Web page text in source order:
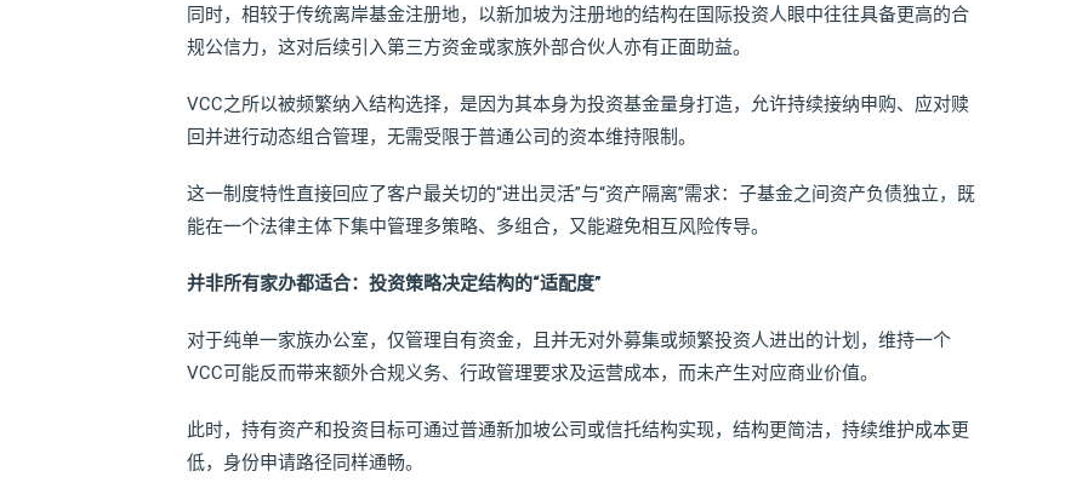
同时，相较于传统离岸基金注册地，以新加坡为注册地的结构在国际投资人眼中往往具备更高的合
规公信力，这对后续引入第三方资金或家族外部合伙人亦有正面助益。
VCC之所以被频繁纳入结构选择，是因为其本身为投资基金量身打造，允许持续接纳申购、应对赎
回并进行动态组合管理，无需受限于普通公司的资本维持限制。
这一制度特性直接回应了客户最关切的“进出灵活”与“资产隔离”需求：子基金之间资产负债独立，既
能在一个法律主体下集中管理多策略、多组合，又能避免相互风险传导。
并非所有家办都适合：投资策略决定结构的“适配度”
对于纯单一家族办公室，仅管理自有资金，且并无对外募集或频繁投资人进出的计划，维持一个
VCC可能反而带来额外合规义务、行政管理要求及运营成本，而未产生对应商业价值。
此时，持有资产和投资目标可通过普通新加坡公司或信托结构实现，结构更简洁，持续维护成本更
低，身份申请路径同样通畅。